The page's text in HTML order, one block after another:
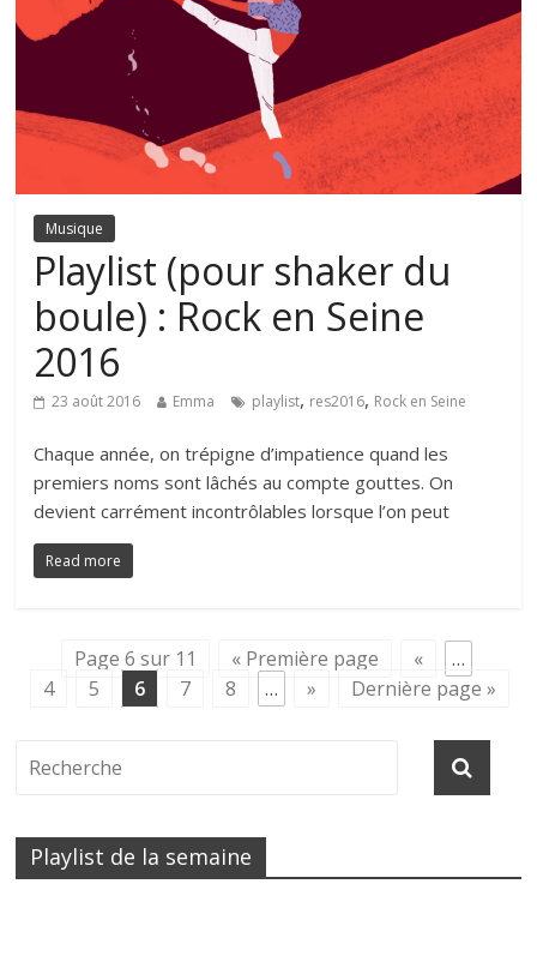
Musique
Playlist (pour shaker du
boule) : Rock en Seine
2016
23 août 2016 Emma playlist, res2016, Rock en Seine
Chaque année, on trépigne d’impatience quand les
premiers noms sont lâchés au compte gouttes. On
devient carrément incontrôlables lorsque l’on peut
Read more
Page 6 sur 11 « Première page «
…
4
5 6 7 8 … » Dernière page »
Playlist de la semaine